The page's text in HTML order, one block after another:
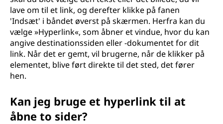
lave om til et link, og derefter klikke på fanen
'Indsæt' i båndet øverst på skærmen. Herfra kan du
vælge »Hyperlink«, som åbner et vindue, hvor du kan
angive destinationssiden eller -dokumentet for dit
link. Når det er gemt, vil brugerne, når de klikker på
elementet, blive ført direkte til det sted, det fører
hen.
Kan jeg bruge et hyperlink til at
åbne to sider?